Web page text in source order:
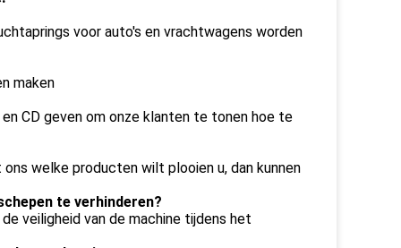
voor auto's en vrachtwagens worden
maken
CD geven om onze klanten te tonen hoe te
welke producten wilt plooien u, dan kunnen
te verhinderen?
veiligheid van de machine tijdens het